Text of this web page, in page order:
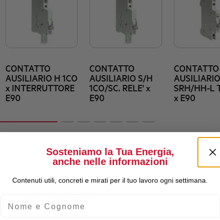
CONTATTO
AUSILIARIO H 1CO
x INTERRUTTORE
E90
CONTATTO
AUSILIARIO S/H
1CO/SC. RELE' x
E90
CONTATTO
AUSILIARIO
SRH/HH-L
x E90
Sosteniamo la Tua Energia,
anche nelle informazioni
Contenuti utili, concreti e mirati per il tuo lavoro ogni settimana.